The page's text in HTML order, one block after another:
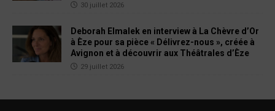
30 juillet 2026
Deborah Elmalek en interview à La Chèvre d’Or
à Èze pour sa pièce « Délivrez-nous », créée à
Avignon et à découvrir aux Théâtrales d’Èze
29 juillet 2026